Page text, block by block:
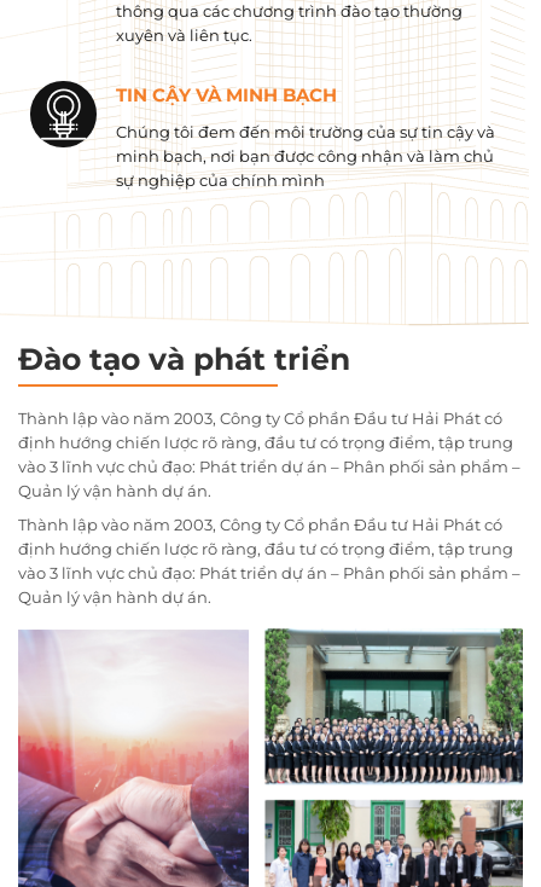
thông qua các chương trình đào tạo thường
xuyên và liên tục.
TIN CẬY VÀ MINH BẠCH
Chúng tôi đem đến môi trường của sự tin cậy và
minh bạch, nơi bạn được công nhận và làm chủ
sự nghiệp của chính mình
Đào tạo và phát triển
Thành lập vào năm 2003, Công ty Cổ phần Đầu tư Hải Phát có
định hướng chiến lược rõ ràng, đầu tư có trọng điểm, tập trung
vào 3 lĩnh vực chủ đạo: Phát triển dự án – Phân phối sản phẩm –
Quản lý vận hành dự án.
Thành lập vào năm 2003, Công ty Cổ phần Đầu tư Hải Phát có
định hướng chiến lược rõ ràng, đầu tư có trọng điểm, tập trung
vào 3 lĩnh vực chủ đạo: Phát triển dự án – Phân phối sản phẩm –
Quản lý vận hành dự án.